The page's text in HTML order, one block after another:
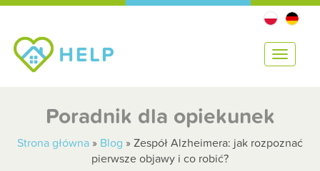
T
n
Poradnik dla opiekunek
Strona główna » Blog » Zespół Alzheimera: jak rozpoznać
pierwsze objawy i co robić?